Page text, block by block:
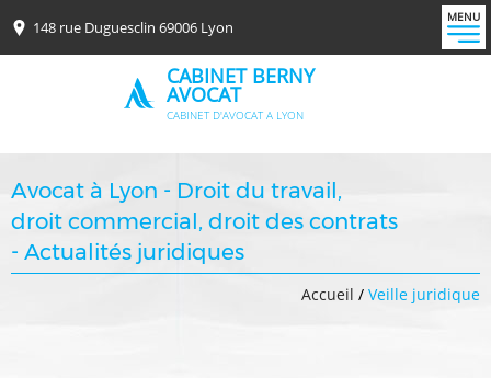
148 rue Duguesclin 69006 Lyon
CABINET BERNY
AVOCAT
CABINET D'AVOCAT A LYON
MENU
Avocat à Lyon - Droit du travail,
droit commercial, droit des contrats
- Actualités juridiques
Accueil / Veille juridique